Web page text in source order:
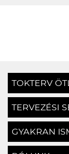
TOKTERV
TERVEZÉSI
GYAKRAN